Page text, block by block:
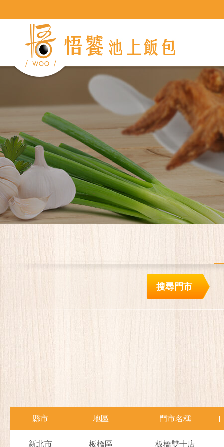
搜尋門市
縣市 地區 門市名稱
新北市 板橋區 板橋雙十店